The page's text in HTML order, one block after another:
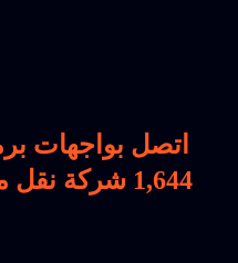
اتصل بواجهات
1,644 شركة نقل